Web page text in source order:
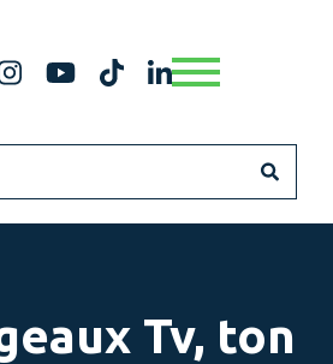
Tv, ton